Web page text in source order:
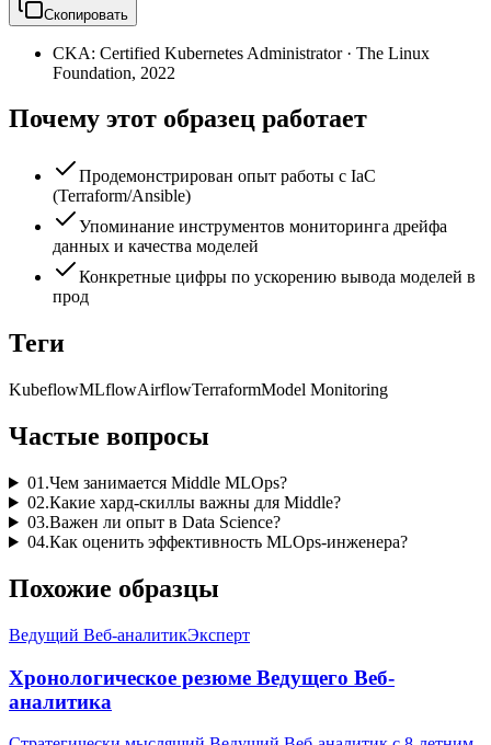
Скопировать
CKA: Certified Kubernetes Administrator· The Linux
Foundation, 2022
Почему этот образец работает
Продемонстрирован опыт работы с IaC
(Terraform/Ansible)
Упоминание инструментов мониторинга дрейфа
данных и качества моделей
Конкретные цифры по ускорению вывода моделей в
прод
Теги
KubeflowMLflowAirflowTerraformModel Monitoring
Частые вопросы
01 .Чем занимается Middle MLOps?
02.Какие хард-скиллы важны для Middle?
03.Важен ли опыт в Data Science?
04.Как оценить эффективность MLOps-инженера?
Похожие образцы
Ведущий Веб-аналитикЭксперт
Хронологическое резюме Ведущего Веб-
аналитика